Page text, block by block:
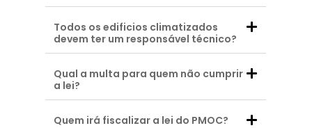
Todos os edificios climatizados
devem ter um responsável técnico?
Qual a multa para quem não cumprir
a lei?
Quem irá fiscalizar a lei do PMOC?